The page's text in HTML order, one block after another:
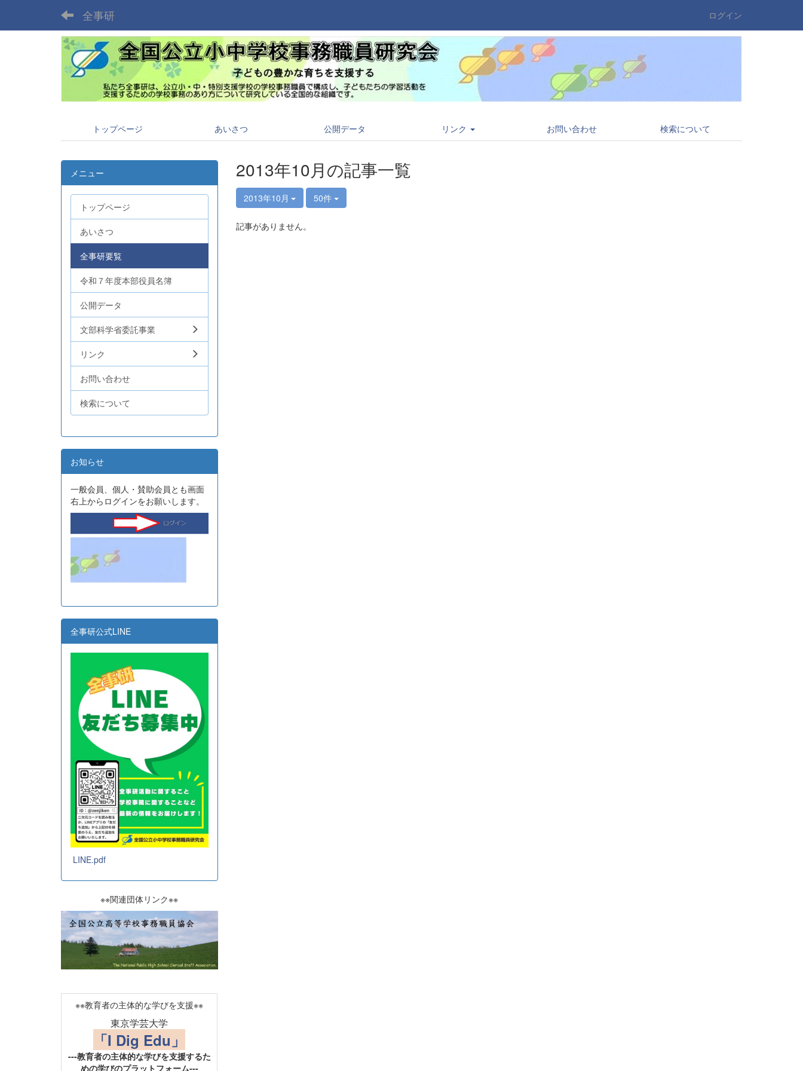
全事研 ログイン
トップページ あいさつ 公開データ リンク お問い合わせ 検索について
2013年10月の記事一覧
2013年10月 50件
記事がありません。
メニュー
トップページ
あいさつ
全事研要覧
令和７年度本部役員名簿
公開データ
文部科学省委託事業
リンク
お問い合わせ
検索について
お知らせ
一般会員、個人・賛助会員とも画面
右上からログインをお願いします。
全事研公式LINE
LINE.pdf
※※関連団体リンク※※
※※教育者の主体的な学びを支援※※
東京学芸大学
「I Dig Edu」
---教育者の主体的な学びを支援するた
めの学びのプラットフォーム---